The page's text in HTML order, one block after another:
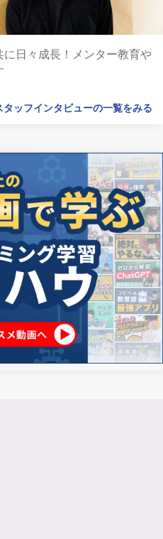
日々成長！メンター教育や
タッフインタビューの一覧をみる